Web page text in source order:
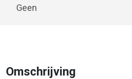
Geen
Omschrijving